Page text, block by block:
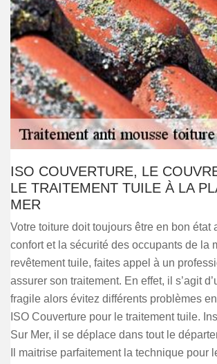
ISO COUVERTURE, LE
LE TRAITEMENT TUILE À LA
MER
Votre toiture doit toujours être en bon état
confort et la sécurité des occupants de la
revêtement tuile, faites appel à un
assurer son traitement. En effet, il s’agit
fragile alors évitez différents problèmes
ISO Couverture pour le traitement tuile.
Sur Mer, il se déplace dans tout le
Il maitrise parfaitement la technique pour